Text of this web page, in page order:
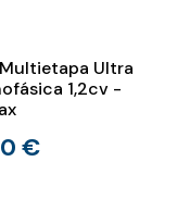
Ultra
1,2cv -
€